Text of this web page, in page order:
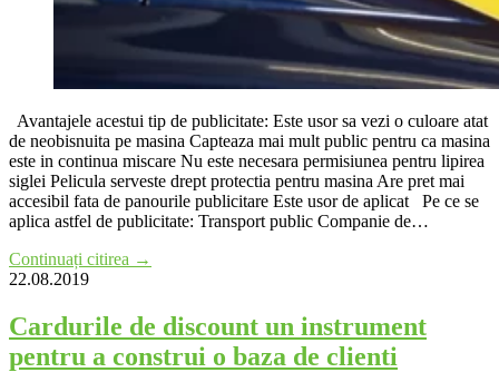
Avantajele acestui tip de publicitate: Este usor sa vezi o culoare atat
de neobisnuita pe masina Capteaza mai mult public pentru ca masina
este in continua miscare Nu este necesara permisiunea pentru lipirea
siglei Pelicula serveste drept protectia pentru masina Are pret mai
accesibil fata de panourile publicitare Este usor de aplicat Pe ce se
aplica astfel de publicitate: Transport public Companie de…
Continuați citirea →
22.08.2019
Cardurile de discount un instrument
pentru a construi o baza de clienti